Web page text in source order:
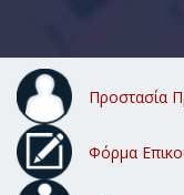
Προστασία
Φόρμα